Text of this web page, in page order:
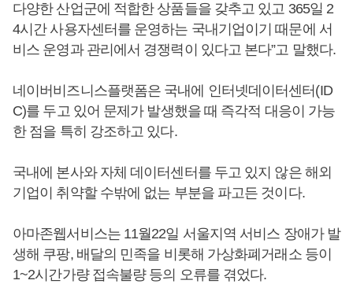
다양한 산업군에 적합한 상품들을 갖추고 있고 365일 2
4시간 사용자센터를 운영하는 국내기업이기 때문에 서
비스 운영과 관리에서 경쟁력이 있다고 본다”고 말했다.
네이버비즈니스플랫폼은 국내에 인터넷데이터센터(ID
C)를 두고 있어 문제가 발생했을 때 즉각적 대응이 가능
한 점을 특히 강조하고 있다.
국내에 본사와 자체 데이터센터를 두고 있지 않은 해외
기업이 취약할 수밖에 없는 부분을 파고든 것이다.
아마존웹서비스는 11월22일 서울지역 서비스 장애가 발
생해 쿠팡, 배달의 민족을 비롯해 가상화폐거래소 등이
1~2시간가량 접속불량 등의 오류를 겪었다.